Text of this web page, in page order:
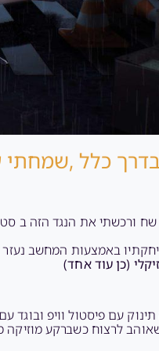
בדרך כלל
(כן עוד אחד)
עם פיסטול וויפ
שאוהב לרצוח כשברקע